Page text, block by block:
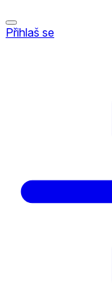
Přihlaš se